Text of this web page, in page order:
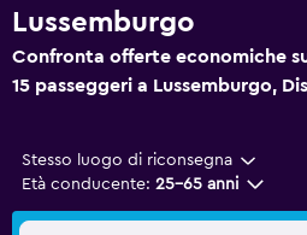
Lussemburgo
Confronta offerte economiche
15 passeggeri a Lussemburgo,
Stesso luogo di riconsegna
Età conducente: 25-65 anni